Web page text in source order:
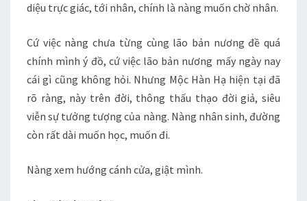
diệu trực giác, tới nhân, chính là nàng muốn chờ nhân.
Cứ việc nàng chưa từng cùng lão bản nương đề quá
chính mình ý đồ, cứ việc lão bản nương mấy ngày nay
cái gì cũng không hỏi. Nhưng Mộc Hàn Hạ hiện tại đã
rõ ràng, này trên đời, thông thấu thạo đời giả, siêu
viễn sự tưởng tượng của nàng. Nàng nhân sinh, đường
còn rất dài muốn học, muốn đi.
Nàng xem hướng cánh cửa, giật mình.